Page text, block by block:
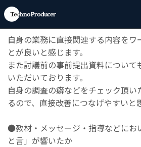
●楠浦からの指導は、特にどのよう
特定のコメントでも、全体を通して
自身の業務に直接関連する内容をワ
とが良いと感じます。
また討議前の事前提出資料につい
いただいております。
自身の調査の癖などをチェック頂い
るので、 直接改善につなげやすいと
●教材・メッセージ・指導などにお
と言」 が響いたか